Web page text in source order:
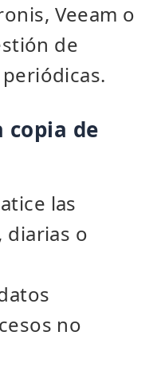
Veeam o
de
copia de
las
diarias o
no